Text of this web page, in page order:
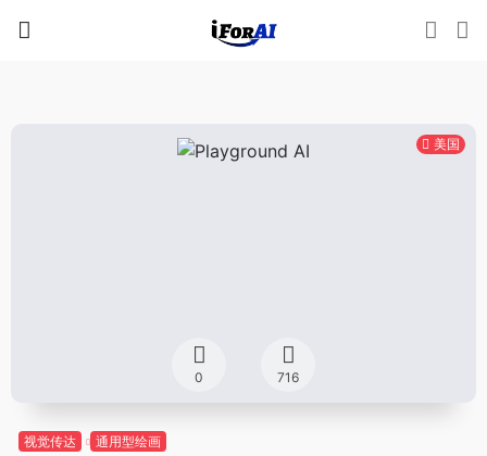
美国
0 716
视觉传达 通用型绘画